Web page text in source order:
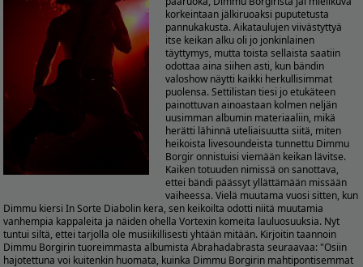
korkeintaan jälkiruoaksi puputetusta
pannukakusta. Aikataulujen viivästyttyä
itse keikan alku oli jo jonkinlainen
täyttymys, mutta toista sellaista saatiin
odottaa aina siihen asti, kun bändin
valoshow näytti kaikki herkullisimmat
puolensa. Settilistan tiesi jo etukäteen
painottuvan ainoastaan kolmen neljän
uusimman albumin materiaaliin, mikä
herätti lähinnä uteliaisuutta siitä, miten
heikoista livesoundeista tunnettu Dimmu
Borgir onnistuisi viemään keikan lävitse.
Kaiken totuuden nimissä on sanottava,
ettei bändi päässyt yllättämään missään
vaiheessa. Vielä muutama vuosi sitten, kun
Dimmu kiersi In Sorte Diabolin kera, sen keikoilta odotti niitä muutamia
vanhempia kappaleita ja näiden ohella Vortexin komeita lauluosuuksia. Nyt
tuntui siltä, ettei tarjolla ole musiikillisesti yhtään mitään. Kirjoitin taannoin
Dimmu Borgirin tuoreimmasta albumista Abrahadabrasta seuraavaa: "Osiin
hajotettuna voi kuitenkin huomata, kuinka Dimmu Borgirin mahtipontisemmat